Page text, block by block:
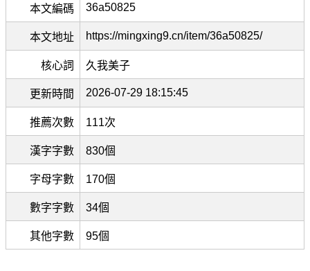
本文編碼 36a50825
本文地址 https://mingxing9.cn/item/36a50825/
核心詞 久我美子
更新時間 2026-07-29 18:15:45
推薦次數 111次
漢字字數 830個
字母字數 170個
數字字數 34個
其他字數 95個